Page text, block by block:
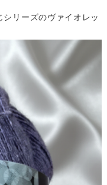
リーズのヴァイオレッ